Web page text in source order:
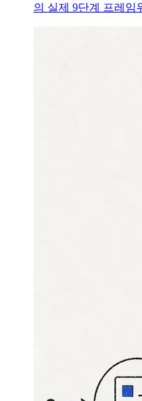
의 실제 9단계 프레임